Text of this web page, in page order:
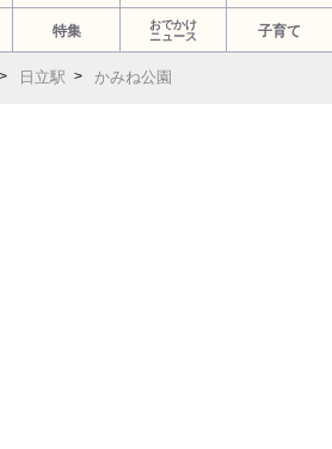
特集
おでかけ
ニュース
子育て
日立駅 かみね公園